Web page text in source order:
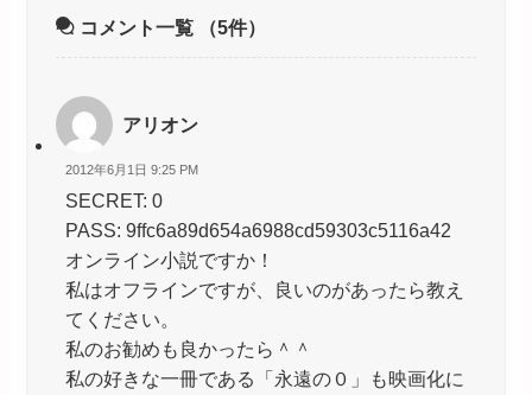
コメント一覧 （5件）
アリオン
2012年6月1日 9:25 PM
SECRET: 0
PASS: 9ffc6a89d654a6988cd59303c5116a42
オンライン小説ですか！
私はオフラインですが、良いのがあったら教え
てください。
私のお勧めも良かったら＾＾
私の好きな一冊である「永遠の０」も映画化に